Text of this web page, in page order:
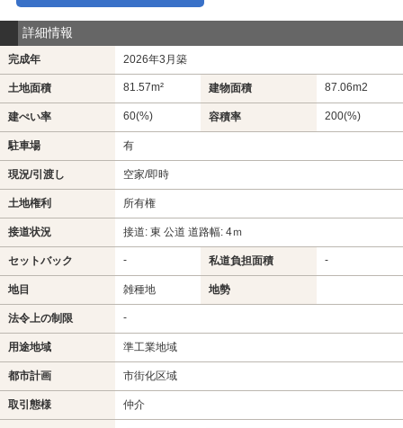
詳細情報
完成年 2026年3月築
土地面積 81.57m² 建物面積 87.06m2
建ぺい率 60(%) 容積率 200(%)
駐車場 有
現況/引渡し 空家/即時
土地権利 所有権
接道状況 接道: 東 公道 道路幅: 4ｍ
セットバック - 私道負担面積 -
地目 雑種地 地勢
法令上の制限 -
用途地域 準工業地域
都市計画 市街化区域
取引態様 仲介